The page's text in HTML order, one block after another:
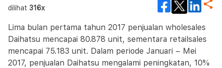
dilihat 316x
Lima bulan pertama tahun 2017 penjualan wholesales
Daihatsu mencapai 80.878 unit, sementara retailsales
mencapai 75.183 unit. Dalam periode Januari – Mei
2017, penjualan Daihatsu mengalami peningkatan, 10%